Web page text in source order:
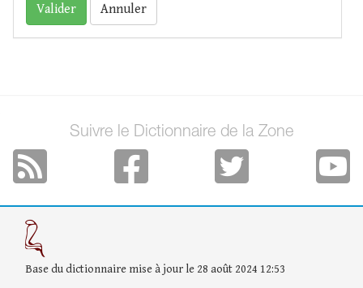
Annuler
Suivre le Dictionnaire de la Zone
Base du dictionnaire mise à jour le 28 août 2024 12:53